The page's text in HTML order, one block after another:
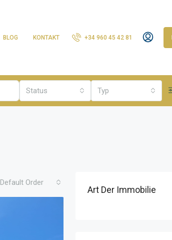
BLOG KONTAKT +34 960 45 42 81
Status Typ
Default Order
Art Der Immobilie